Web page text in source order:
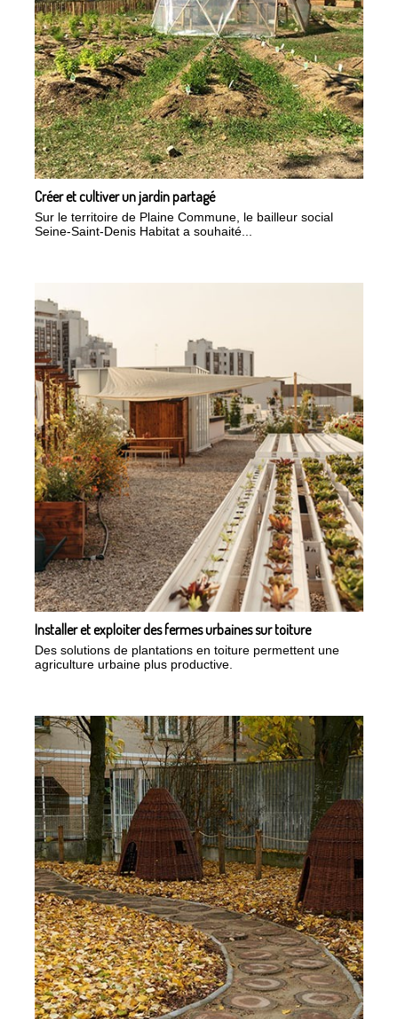
Créer et cultiver un jardin partagé
Sur le territoire de Plaine Commune, le bailleur social
Seine-Saint-Denis Habitat a souhaité...
Installer et exploiter des fermes urbaines sur toiture
Des solutions de plantations en toiture permettent une
agriculture urbaine plus productive.